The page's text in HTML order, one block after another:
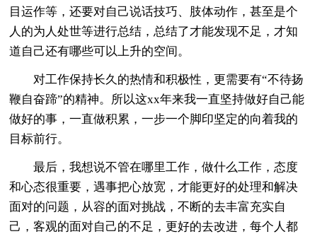
目运作等，还要对自己说话技巧、肢体动作，甚至是个
人的为人处世等进行总结，总结了才能发现不足，才知
道自己还有哪些可以上升的空间。
对工作保持长久的热情和积极性，更需要有“不待扬
鞭自奋蹄”的精神。所以这xx年来我一直坚持做好自己能
做好的事，一直做积累，一步一个脚印坚定的向着我的
目标前行。
最后，我想说不管在哪里工作，做什么工作，态度
和心态很重要，遇事把心放宽，才能更好的处理和解决
面对的问题，从容的面对挑战，不断的去丰富充实自
己，客观的面对自己的不足，更好的去改进，每个人都